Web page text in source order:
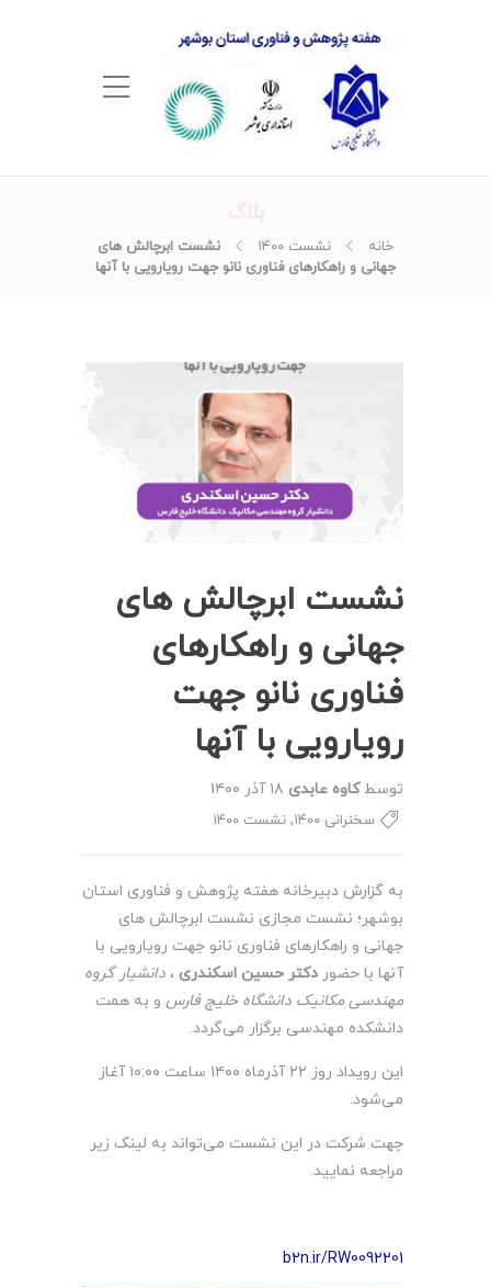
خانه نشست ۱۴۰۰
نشست ابرچالش های
جهانی و راهکارهای فناوری نانو جهت رویارویی با آنها
نشست ابرچالش های
جهانی و راهکارهای
فناوری نانو جهت
رویارویی با آنها
توسطکاوه عابدی ۱۸ آذر ۱۴۰۰
سخنرانی ۱۴۰۰ , نشست ۱۴۰۰
به گزارش دبیرخانه هفته پژوهش و فناوری استان
بوشهر؛ نشست مجازی نشست ابرچالش های
جهانی و راهکارهای فناوری نانو جهت رویارویی با
آنها با حضور دکتر حسین اسکندری ، دانشیار گروه
مهندسی مکانیک دانشگاه خلیج فارس و به همت
دانشکده مهندسی برگزار می‌گردد.
این رویداد روز ۲۲ آذرماه ۱۴۰۰ ساعت ۱۰:۰۰ آغاز
می‌شود.
جهت شرکت در این نشست می‌تواند به لینک زیر
مراجعه نمایید.
b2n.ir/RW0092201